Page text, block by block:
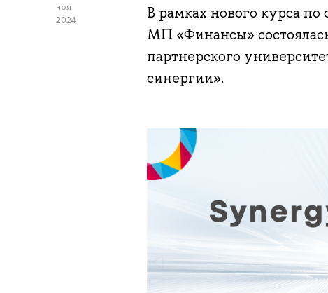
ноя
2024
В рамках нового курса
МП «Финансы»
партнерского
синергии».